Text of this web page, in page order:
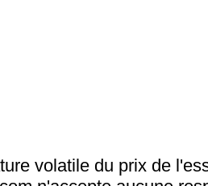
volatile du prix de